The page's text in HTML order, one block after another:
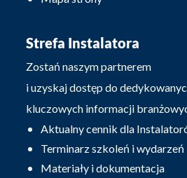
Strefa Instalatora
Zostań naszym partnerem
i uzyskaj dostęp do
kluczowych informacji
Aktualny cennik dla
Terminarz szkoleń i wydarzeń
Materiały i dokumentacja